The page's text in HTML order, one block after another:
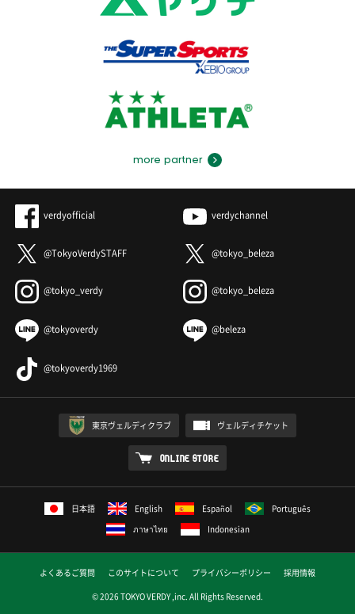
more partner
verdyofficial verdychannel
@TokyoVerdySTAFF @tokyo_beleza
@tokyo_verdy @tokyo_beleza
@tokyoverdy @beleza
@tokyoverdy1969
東京ヴェルディクラブ ヴェルディチケット
ONLINE STORE
日本語 English Español
Português
ภาษาไทย
Indonesian
よくあるご質問 このサイトについて プライバシーポリシー
採用情報
© 2026 TOKYO VERDY ,inc. All Rights Reserved.